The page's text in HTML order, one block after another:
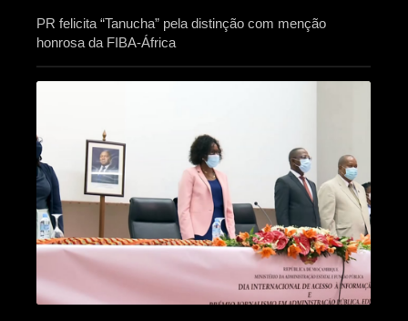
PR felicita “Tanucha” pela distinção com menção
honrosa da FIBA-África